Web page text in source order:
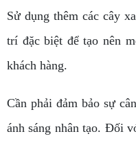
Sử dụng thêm các cây
trí đặc biệt để tạo nên
khách hàng.
Cần phải đảm bảo sự
ánh sáng nhân tạo. Đối